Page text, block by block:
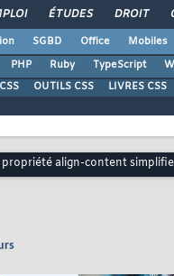
ÉTUDES DROIT
SGBD Office Mobiles
PHP Ruby TypeScript
OUTILS CSS LIVRES CSS
propriété align-content